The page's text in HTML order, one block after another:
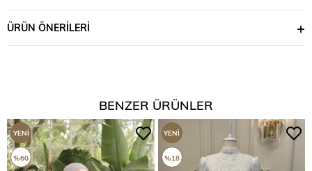
ÜRÜN ÖNERILERI
BENZER ÜRÜNLER
YENI
ÜRÜN
%60
YENI
ÜRÜN
%18